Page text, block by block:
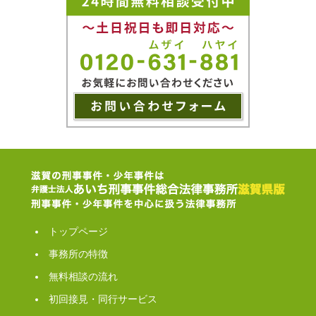
トップページ
事務所の特徴
無料相談の流れ
初回接見・同行サービス